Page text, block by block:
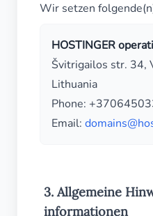
Wir setzen
HOSTINGER
Švitrigailos str. 34,
Lithuania
Phone:
Email:
3. Allgemeine
informationen